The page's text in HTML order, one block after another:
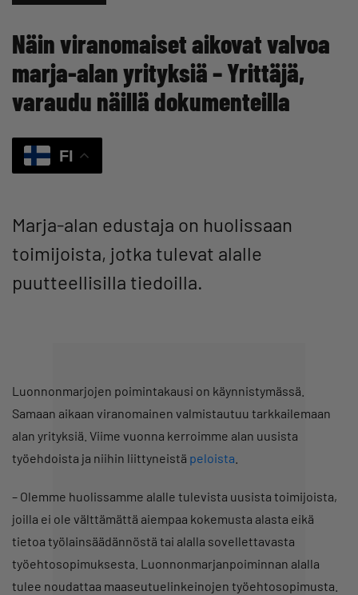
Näin viranomaiset aikovat valvoa
marja-alan yrityksiä – Yrittäjä,
varaudu näillä dokumenteilla
FI
Marja-alan edustaja on huolissaan
toimijoista, jotka tulevat alalle
puutteellisilla tiedoilla.
Luonnonmarjojen poimintakausi on käynnistymässä.
Samaan aikaan viranomainen valmistautuu tarkkailemaan
alan yrityksiä. Viime vuonna kerroimme alan uusista
työehdoista ja niihin liittyneistä peloista
– Olemme huolissamme alalle tulevista uusista toimijoista,
joilla ei ole välttämättä aiempaa kokemusta alasta eikä
tietoa työlainsäädännöstä tai alalla sovellettavasta
työehtosopimuksesta. Luonnonmarjanpoiminnan alalla
tulee noudattaa maaseutuelinkeinojen työehtosopimusta.